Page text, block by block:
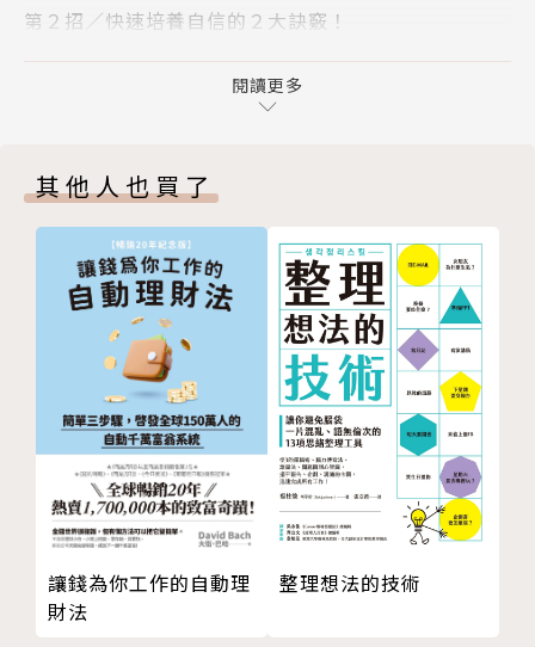
絲入扣、撼動人心。
戰屢敗，那該有多麼可惜！
動客戶或主管；
再優秀的學業表現，若沒有組織良好、得宜的談吐，便
無法吸引面試官的注意；
再偉大的企業願景，若沒有鼓舞人心的演說，也無法讓
員工感同身受，朝目標邁進。
【你最應該學的30種說話術──別讓所有的努力，因
為表達不到位而功虧一簣！】
作者鄭匡宇彙整10年破1,000場的演講經驗，分享30
從「上台前」的準備到「站上台」的聚焦說話術，再到
「下台後」的反思與改進，
第２招／快速培養自信的２大訣竅！
第４招／成為「台上Ａ咖」的４大絕招！
所有事情都會變！
第６招／「在台上遇到突發狀況怎麼辦？」現在才想到
就太遲了！
第７招／真正的演講高手，會先感動自己，再感動其他
第８招／把任何故事都說得精彩萬分的超簡單公式！
Chapter２─台上功夫篇
第９招／如何把自己的故事說得有趣，讓台下笑聲不
斷！
第１０招／荒謬的故事讓人發笑，強大的肢體引人入
勝！
第１１招／善用舞台，魅力全場！
第１２招－既然不必要，乾脆不要說──惱人的贅詞掰
掰！
閱讀更多
其他人也買了
讓錢為你工作的自動理
財法
整理想法的技術